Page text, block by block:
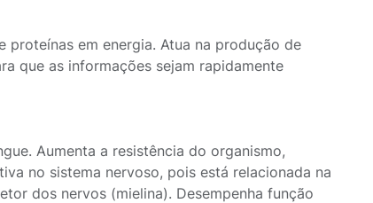
proteínas em energia. Atua na produção de
que as informações sejam rapidamente
Aumenta a resistência do organismo,
no sistema nervoso, pois está relacionada na
dos nervos (mielina). Desempenha função